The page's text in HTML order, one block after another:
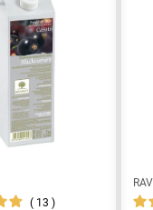
13